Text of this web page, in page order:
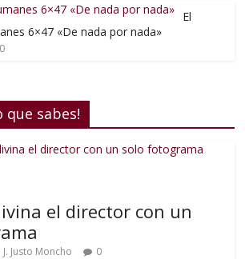
El
6×47 «De nada por nada»
0
que sabes!
el director con un
J. Justo Moncho 0